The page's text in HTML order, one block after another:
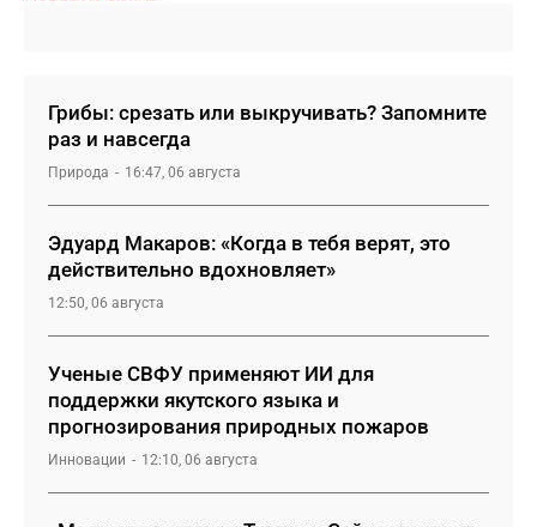
Грибы: срезать или выкручивать? Запомните
раз и навсегда
Природа 16:47, 06 августа
Эдуард Макаров: «Когда в тебя верят, это
действительно вдохновляет»
12:50, 06 августа
Ученые СВФУ применяют ИИ для
поддержки якутского языка и
прогнозирования природных пожаров
Инновации 12:10, 06 августа